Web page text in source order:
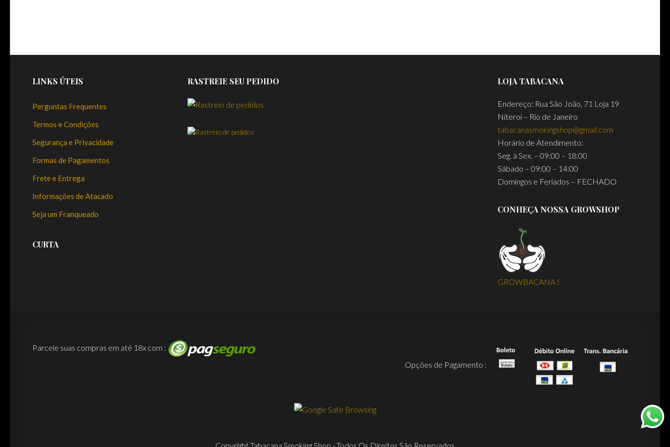
LINKS ÚTEIS
Perguntas Frequentes
Termos e Condições
Segurança e Privacidade
Formas de Pagamentos
Frete e Entrega
Informações de Atacado
Seja um Franqueado
CURTA
RASTREIE SEU PEDIDO LOJA TABACANA
Endereço: Rua São João, 71 Loja 19
Niteroi – Rio de Janeiro
tabacanasmokingshop@gmail.com
Horário de Atendimento:
Seg. à Sex. – 09:00 – 18:00
Sábado – 09:00 – 14:00
Domingos e Feriados – FECHADO
CONHEÇA NOSSA GROWSHOP
GROWBACANA !
Parcele suas compras em até 18x com :
Opções de Pagamento :